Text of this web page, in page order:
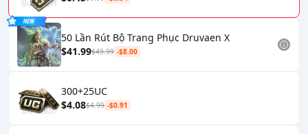
50 Lần Rút Bộ Trang Phục Druvaen X
$41.99$49.99 -$8.00
300+25UC
$4.08$4.99 -$0.91